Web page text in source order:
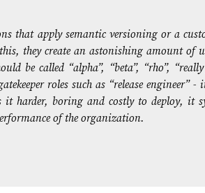
that apply semantic versioning or a
they create an astonishing amount of
be called “alpha”, “beta”, “rho”,
roles such as “release engineer”
harder, boring and costly to deploy, it
of the organization.